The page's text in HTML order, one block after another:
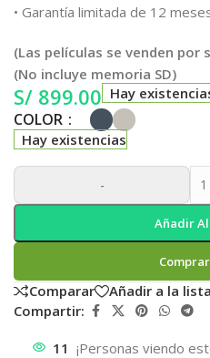
• Garantía limitada de 12
(Las películas se venden por
(No incluye memoria SD)
S/ 899.00 Hay
COLOR
Hay existencias
-
Añadir
Comparar
Añadir a la
Compartir:
11 ¡Personas viendo